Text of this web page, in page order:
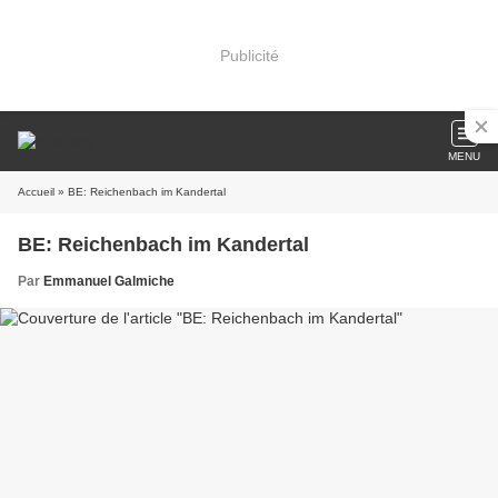
Publicité
MENU
Accueil » BE: Reichenbach im Kandertal
BE: Reichenbach im Kandertal
Par Emmanuel Galmiche